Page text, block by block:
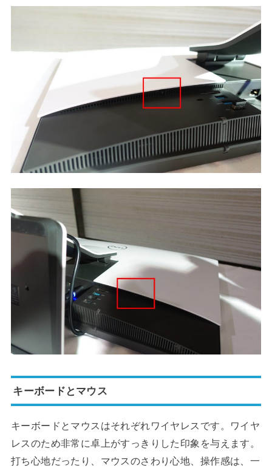
キーボードとマウス
キーボードとマウスはそれぞれワイヤレスです。ワイヤ
レスのため非常に卓上がすっきりした印象を与えます。
打ち心地だったり、マウスのさわり心地、操作感は、一